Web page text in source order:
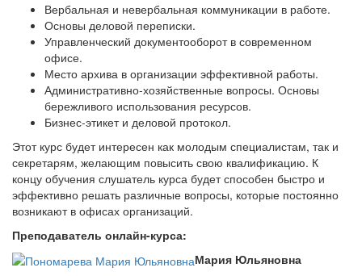
Вербальная и невербальная коммуникации в работе.
Основы деловой переписки.
Управленческий документооборот в современном
офисе.
Место архива в организации эффективной работы.
Административно-хозяйственные вопросы. Основы
бережливого использования ресурсов.
Бизнес-этикет и деловой протокол.
Этот курс будет интересен как молодым специалистам, так и
секретарям, желающим повысить свою квалификацию. К
концу обучения слушатель курса будет способен быстро и
эффективно решать различные вопросы, которые постоянно
возникают в офисах организаций.
Преподаватель онлайн-курса:
Мария Юльяновна